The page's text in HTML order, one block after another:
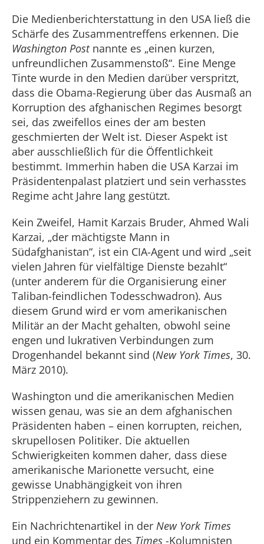
Die Medienberichterstattung in den USA ließ die
Schärfe des Zusammentreffens erkennen. Die
Washington Postnannte es „einen kurzen,
unfreundlichen Zusammenstoß“. Eine Menge
Tinte wurde in den Medien darüber verspritzt,
dass die Obama-Regierung über das Ausmaß an
Korruption des afghanischen Regimes besorgt
sei, das zweifellos eines der am besten
geschmierten der Welt ist. Dieser Aspekt ist
aber ausschließlich für die Öffentlichkeit
bestimmt. Immerhin haben die USA Karzai im
Präsidentenpalast platziert und sein verhasstes
Regime acht Jahre lang gestützt.
Kein Zweifel, Hamit Karzais Bruder, Ahmed Wali
Karzai, „der mächtigste Mann in
Südafghanistan“, ist ein CIA-Agent und wird „seit
vielen Jahren für vielfältige Dienste bezahlt“
(unter anderem für die Organisierung einer
Taliban-feindlichen Todesschwadron). Aus
diesem Grund wird er vom amerikanischen
Militär an der Macht gehalten, obwohl seine
engen und lukrativen Verbindungen zum
Drogenhandel bekannt sind (New York Times, 30.
März 2010).
Washington und die amerikanischen Medien
wissen genau, was sie an dem afghanischen
Präsidenten haben – einen korrupten, reichen,
skrupellosen Politiker. Die aktuellen
Schwierigkeiten kommen daher, dass diese
amerikanische Marionette versucht, eine
gewisse Unabhängigkeit von ihren
Strippenziehern zu gewinnen.
Ein Nachrichtenartikel in der New York Times
und ein Kommentar des Times -Kolumnisten